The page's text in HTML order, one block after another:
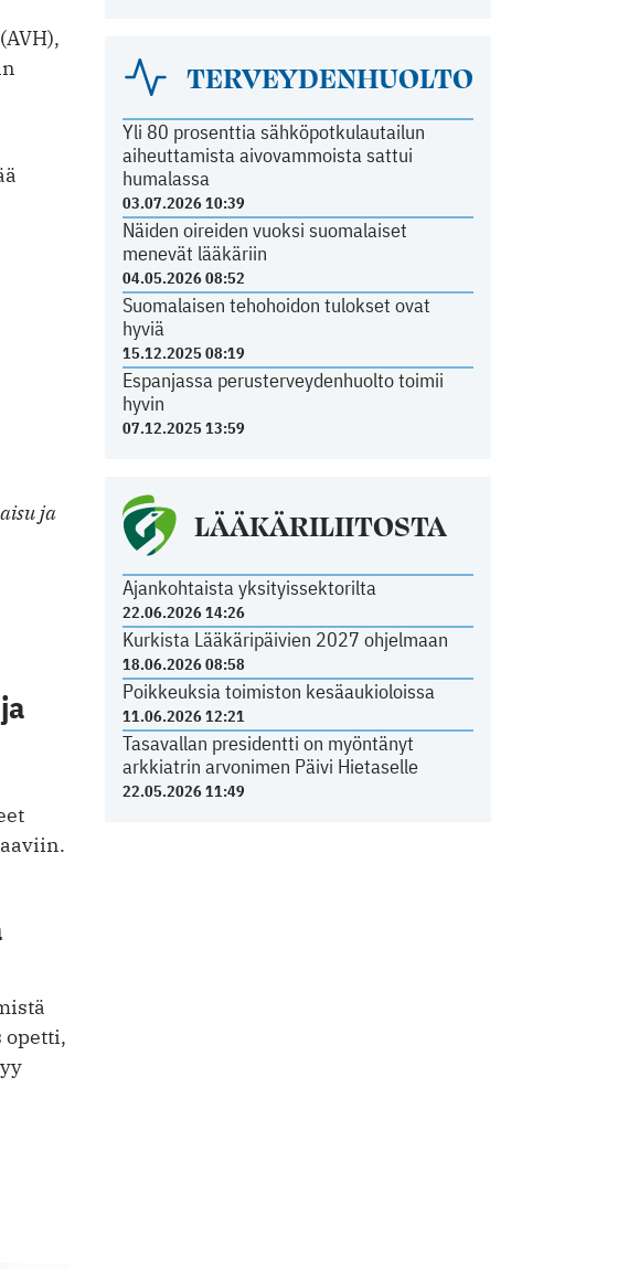
TERVEYDENHUOLTO
Yli 80 prosenttia sähköpotkulautailun
aiheuttamista aivovammoista sattui
humalassa
03.07.2026 10:39
Näiden oireiden vuoksi suomalaiset
menevät lääkäriin
04.05.2026 08:52
Suomalaisen tehohoidon tulokset ovat
hyviä
15.12.2025 08:19
Espanjassa perusterveydenhuolto toimii
hyvin
07.12.2025 13:59
LÄÄKÄRILIITOSTA
Ajankohtaista yksityissektorilta
22.06.2026 14:26
Kurkista Lääkäripäivien 2027 ohjelmaan
18.06.2026 08:58
Poikkeuksia toimiston kesäaukioloissa
11.06.2026 12:21
Tasavallan presidentti on myöntänyt
arkkiatrin arvonimen Päivi Hietaselle
22.05.2026 11:49
(AVH),
ja
opetti,